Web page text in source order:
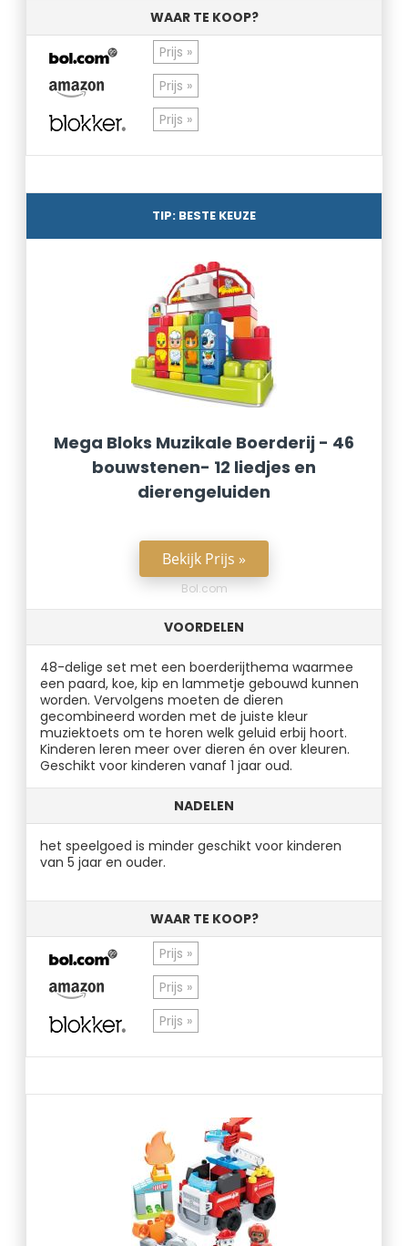
WAAR TE KOOP?
Prijs »
Prijs »
Prijs »
TIP: BESTE KEUZE
Mega Bloks Muzikale Boerderij - 46
bouwstenen- 12 liedjes en
dierengeluiden
Bekijk Prijs »
Bol.com
VOORDELEN
48-delige set met een boerderijthema waarmee
een paard, koe, kip en lammetje gebouwd kunnen
worden. Vervolgens moeten de dieren
gecombineerd worden met de juiste kleur
muziektoets om te horen welk geluid erbij hoort.
Kinderen leren meer over dieren én over kleuren.
Geschikt voor kinderen vanaf 1 jaar oud.
NADELEN
het speelgoed is minder geschikt voor kinderen
van 5 jaar en ouder.
WAAR TE KOOP?
Prijs »
Prijs »
Prijs »